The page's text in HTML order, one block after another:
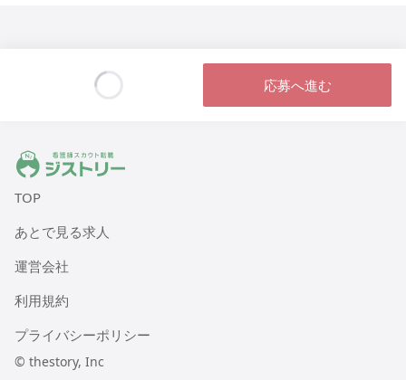
応募へ進む
ジストリー 看護師の転職マッチング
TOP
あとで見る求人
運営会社
利用規約
プライバシーポリシー
© thestory, Inc